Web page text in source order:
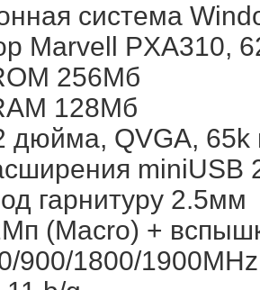
система
Marvell PXA310,
256Мб
128Мб
дюйма, QVGA, 65k
miniUSB
гарнитуру 2.5мм
(Macro) +
900/1800/